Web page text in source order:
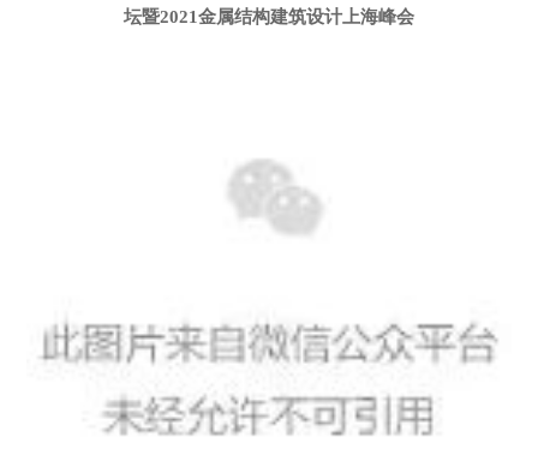
坛暨2021金属结构建筑设计上海峰会